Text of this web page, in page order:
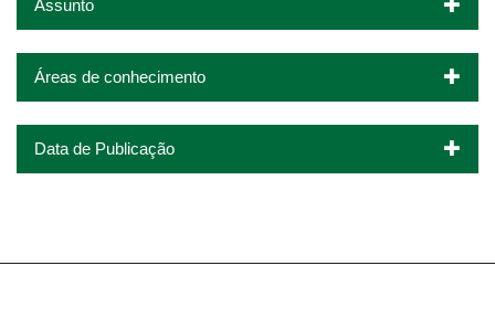
Assunto
Áreas de conhecimento
Data de Publicação